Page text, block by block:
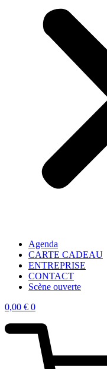
Agenda
CARTE CADEAU
ENTREPRISE
CONTACT
Scène ouverte
0,00 € 0